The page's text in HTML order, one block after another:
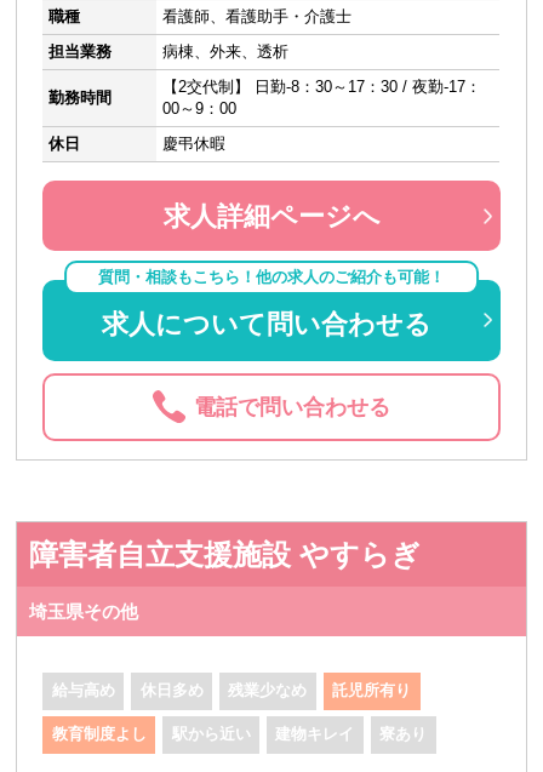
職種
看護師、看護助手・介護士
担当業務
病棟、外来、透析
勤務時間
【2交代制】 日勤-8：30～17：30 / 夜勤-17：
00～9：00
休日
慶弔休暇
求人詳細ページへ
質問・相談もこちら！他の求人のご紹介も可能！
求人について問い合わせる
電話で問い合わせる
障害者自立支援施設 やすらぎ
埼玉県その他
給与高め 休日多め 残業少なめ 託児所有り
教育制度よし 駅から近い 建物キレイ 寮あり